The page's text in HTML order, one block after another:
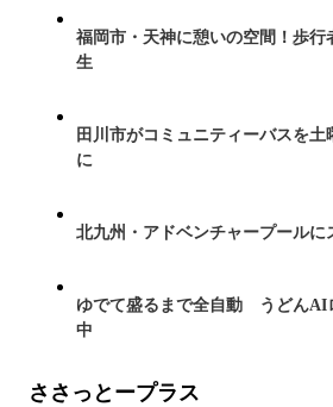
福岡市・天神に憩いの空間！歩行
生
田川市がコミュニティーバスを
に
北九州・アドベンチャープールに
ゆでて盛るまで全自動 うどんAI
中
ささっとープラス